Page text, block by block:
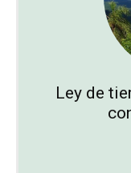
Ley de